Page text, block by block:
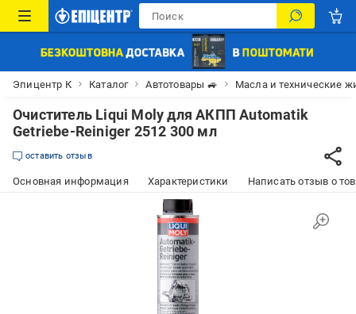
Эпицентр К Каталог Автотовары 🚙 Масла и технические
Очиститель Liqui Moly для АКПП Automatik
Getriebe-Reiniger 2512 300 мл
оставить отзыв
Основная информация Характеристики Написать отзыв о